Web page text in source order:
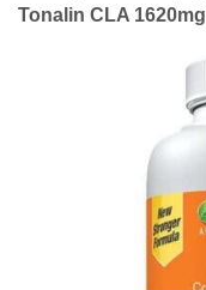
Tonalin CLA 1620mg